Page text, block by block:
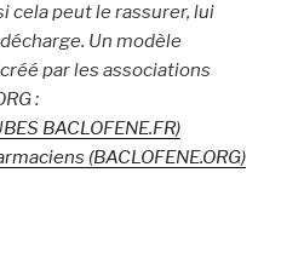
cela peut le rassurer, lui
Un modèle
par les associations
:
BACLOFENE.FR)
(BACLOFENE.ORG)